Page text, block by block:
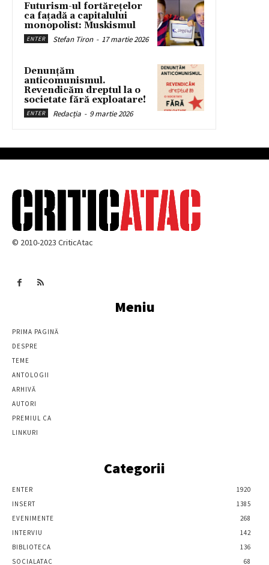
Futurism-ul fortărețelor
ca fațadă a capitalului
monopolist: Muskismul
ENTER Stefan Tiron - 17 martie 2026
Denunțăm
anticomunismul.
Revendicăm dreptul la o
societate fără exploatare!
ENTER Redacția - 9 martie 2026
© 2010-2023 CriticAtac
Meniu
PRIMA PAGINĂ
DESPRE
TEME
ANTOLOGII
ARHIVĂ
AUTORI
PREMIUL CA
LINKURI
Categorii
ENTER
1920
INSERT
1385
EVENIMENTE
268
INTERVIU
142
BIBLIOTECA
136
SOCIALATAC
68